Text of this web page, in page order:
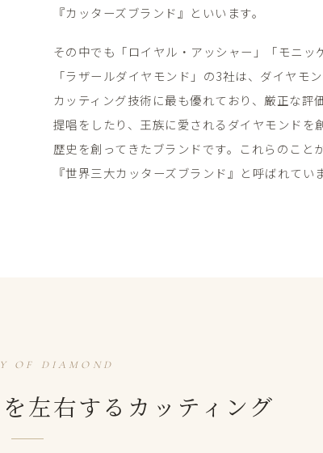
『カッターズブランド』と​いいます。
その​中でも​「ロイヤル・アッシャー」​「モニッ
「ラザールダイヤモンド」の​3社は、​ダイヤモ
カッティング技術に​最も​優れており、​厳正な​評
提唱を​したり、​王族に​愛される​ダイヤモンドを​
歴史を​創ってきた​ブランドです。​これらの​こと
『世界三大カッターズブランド』と​呼ばれていま
OF DIAMOND
左右する​カッティング